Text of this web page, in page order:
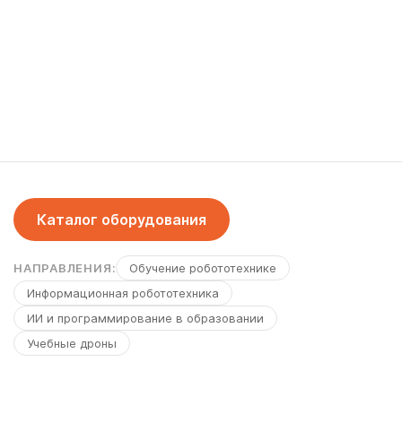
Каталог оборудования
НАПРАВЛЕНИЯ:
Обучение робототехнике
Информационная робототехника
ИИ и программирование в образовании
Учебные дроны